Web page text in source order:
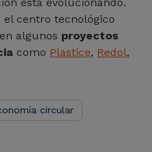
el centro tecnológico
algunos proyectos
como Plastice, Redol,
circular